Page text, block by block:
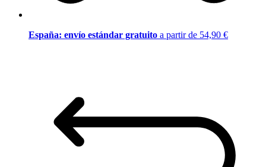
España: envío estándar gratuito a partir de 54,90 €